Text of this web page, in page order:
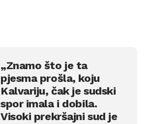
„Znamo što je ta
pjesma prošla, koju
Kalvariju, čak je sudski
spor imala i dobila.
Visoki prekršajni sud je